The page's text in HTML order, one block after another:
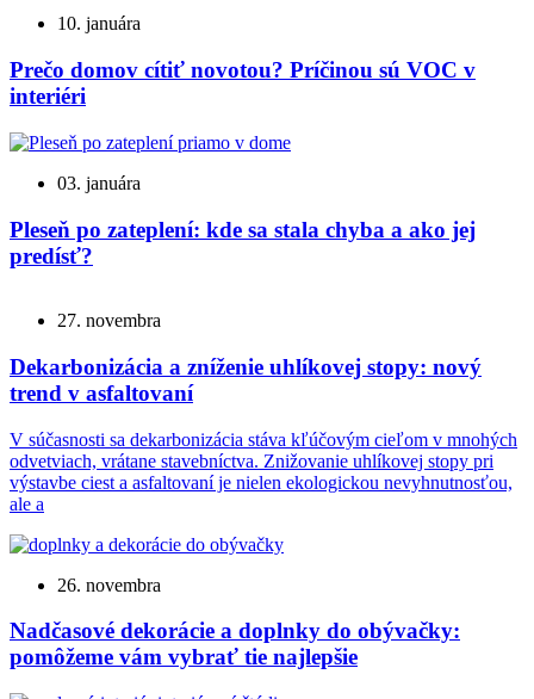
10. januára
Prečo domov cítiť novotou? Príčinou sú VOC v
interiéri
03. januára
Pleseň po zateplení: kde sa stala chyba a ako jej
predísť?
27. novembra
Dekarbonizácia a zníženie uhlíkovej stopy: nový
trend v asfaltovaní
V súčasnosti sa dekarbonizácia stáva kľúčovým cieľom v mnohých
odvetviach, vrátane stavebníctva. Znižovanie uhlíkovej stopy pri
výstavbe ciest a asfaltovaní je nielen ekologickou nevyhnutnosťou,
ale a
26. novembra
Nadčasové dekorácie a doplnky do obývačky:
pomôžeme vám vybrať tie najlepšie